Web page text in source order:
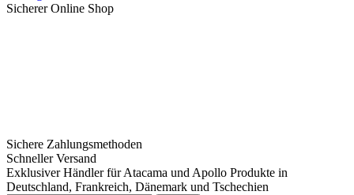
Sicherer Online Shop
Sichere Zahlungsmethoden
Schneller Versand
Exklusiver Händler für Atacama und Apollo Produkte in
Deutschland, Frankreich, Dänemark und Tschechien